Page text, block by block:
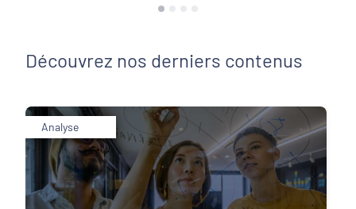
Découvrez nos derniers contenus
Analyse